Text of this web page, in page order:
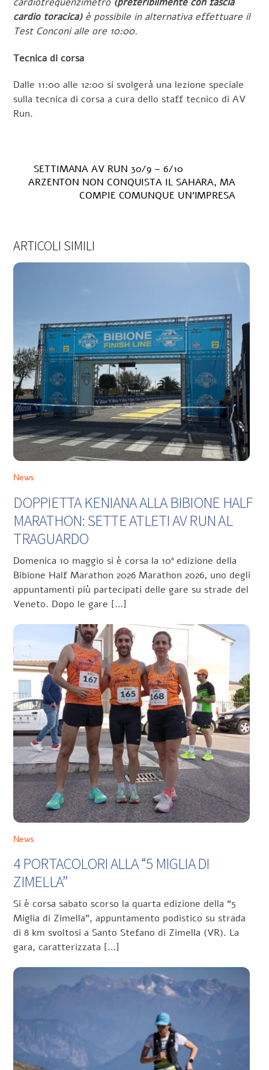
cardio toracica)è possibile in alternativa effettuare il
Test Conconi alle ore 10:00.
Tecnica di corsa
Dalle 11:00 alle 12:00 si svolgerà una lezione speciale
sulla tecnica di corsa a cura dello staff tecnico di AV
Run.
SETTIMANA AV RUN 30/9 – 6/10
ARZENTON NON CONQUISTA IL SAHARA, MA
COMPIE COMUNQUE UN’IMPRESA
ARTICOLI SIMILI
News
DOPPIETTA KENIANA ALLA BIBIONE HALF
MARATHON: SETTE ATLETI AV RUN AL
TRAGUARDO
Domenica 10 maggio si è corsa la 10ª edizione della
Bibione Half Marathon 2026 Marathon 2026, uno degli
appuntamenti più partecipati delle gare su strade del
Veneto. Dopo le gare […]
News
4 PORTACOLORI ALLA “5 MIGLIA DI
ZIMELLA”
Si è corsa sabato scorso la quarta edizione della “5
Miglia di Zimella”, appuntamento podistico su strada
di 8 km svoltosi a Santo Stefano di Zimella (VR). La
gara, caratterizzata […]